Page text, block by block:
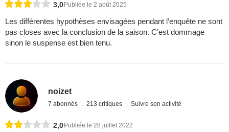
3,0 Publiée le 2 août 2025
Les différentes hypothèses envisagées pendant l’enquête ne sont
pas closes avec la conclusion de la saison. C’est dommage
sinon le suspense est bien tenu.
noizet
7 abonnés 213 critiques Suivre son activité
2,0Publiée le 28 juillet 2022